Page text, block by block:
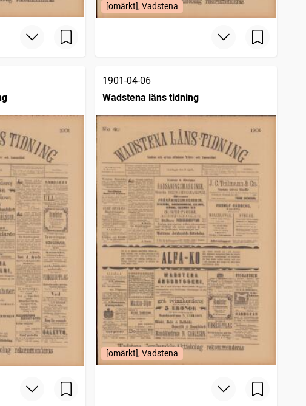
[omärkt], Vadstena
1901-04-06
Wadstena läns tidning
[omärkt], Vadstena